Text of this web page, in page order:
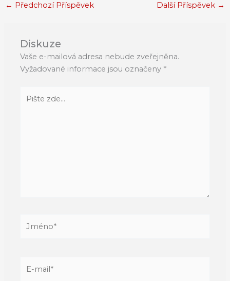
← Předchozí Příspěvek Další Příspěvek →
Diskuze
Vaše e-mailová adresa nebude zveřejněna.
Vyžadované informace jsou označeny *
zde…